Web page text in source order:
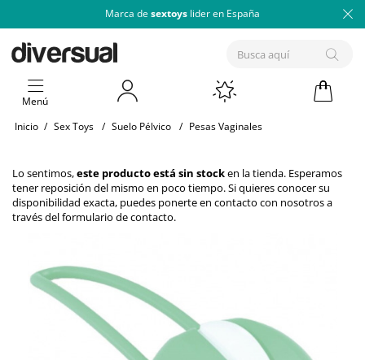
Marca de sextoys lider en España
Menú
Inicio / Sex Toys / Suelo Pélvico / Pesas Vaginales
Lo sentimos,este producto está sin stocken la tienda. Esperamos
tener reposición del mismo en poco tiempo. Si quieres conocer su
disponibilidad exacta, puedes ponerte en contacto con nosotros a
través delformulario de contacto.